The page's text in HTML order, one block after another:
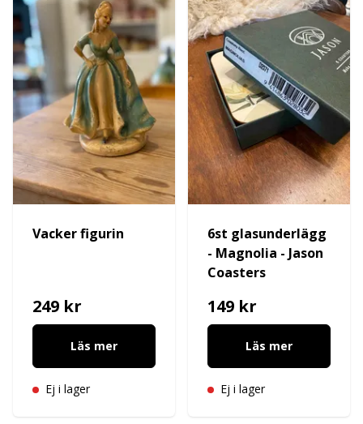
Vacker figurin
249 kr
Läs mer
Ej i lager
6st glasunderlägg
- Magnolia - Jason
Coasters
149 kr
Läs mer
Ej i lager